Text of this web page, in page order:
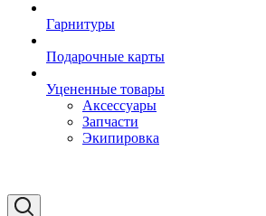
Гарнитуры
Подарочные карты
Уцененные товары
Аксессуары
Запчасти
Экипировка